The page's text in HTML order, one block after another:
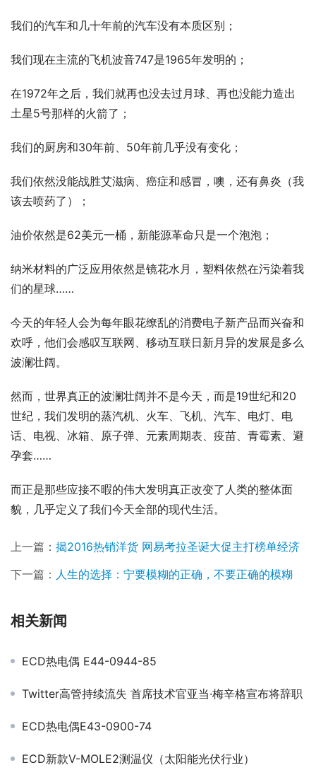
我们的汽车和几十年前的汽车没有本质区别；
我们现在主流的飞机波音747是1965年发明的；
在1972年之后，我们就再也没去过月球、再也没能力造出
土星5号那样的火箭了；
我们的厨房和30年前、50年前几乎没有变化；
我们依然没能战胜艾滋病、癌症和感冒，噢，还有鼻炎（我
该去喷药了）；
油价依然是62美元一桶，新能源革命只是一个泡泡；
纳米材料的广泛应用依然是镜花水月，塑料依然在污染着我
们的星球……
今天的年轻人会为每年眼花缭乱的消费电子新产品而兴奋和
欢呼，他们会感叹互联网、移动互联日新月异的发展是多么
波澜壮阔。
然而，世界真正的波澜壮阔并不是今天，而是19世纪和20
世纪，我们发明的蒸汽机、火车、飞机、汽车、电灯、电
话、电视、冰箱、原子弹、元素周期表、疫苗、青霉素、避
孕套……
而正是那些应接不暇的伟大发明真正改变了人类的整体面
貌，几乎定义了我们今天全部的现代生活。
上一篇： 揭2016热销洋货 网易考拉圣诞大促主打榜单经济
下一篇： 人生的选择：宁要模糊的正确，不要正确的模糊
相关新闻
ECD热电偶 E44-0944-85
Twitter高管持续流失 首席技术官亚当·梅辛格宣布将辞职
ECD热电偶E43-0900-74
ECD新款V-MOLE2测温仪（太阳能光伏行业）